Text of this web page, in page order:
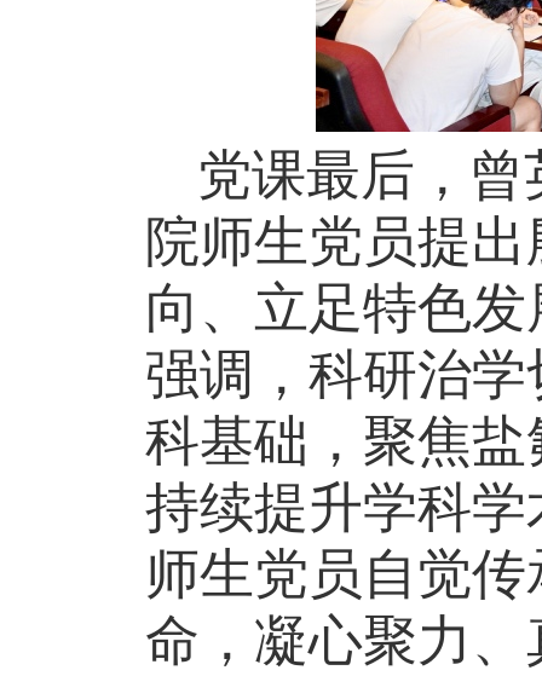
党课最后，
院师生党员提
向、立足特色
强调，科研治
科基础，聚焦
持续提升学科
师生党员自觉
命，凝心聚力